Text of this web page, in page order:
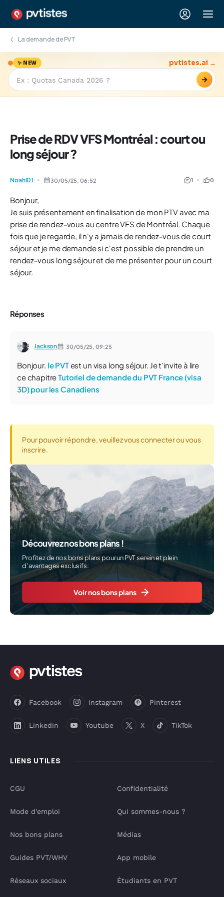
La demande de PVT
✨ NEW
→
pvtistes.ai →
Prise de RDV VFS Montréal : court ou
long séjour ?
Noahl01 30/05/25,06:52 1 0
Bonjour,
Je suis présentement en finalisation de mon PTV avec ma
prise de rendez-vous au centre VFS de Montréal. Chaque
fois que je regarde, il n'y a jamais de rendez-vous de court
séjour et je me demande si c'est possible de prendre un
rendez-vous long séjour et de me présenter pour un court
séjour.​
Réponses
Jackson 30/05/25,09:25
Bonjour. le PVTest un visa long séjour. Je t'invite à lire
ce chapitreTutoriel de demande du PVT France (visa
3D) pour les Canadiens
Pour pouvoir répondre, veuillez vous connecter ou vous
inscrire.
Découvrez nos bons plans !
Profitez de nos bons plans pour un PVT serein et plein
d’avantages exclusifs.
Voir nos bons plans
LIENS UTILES
Facebook Instagram Pinterest
Linkedin Youtube X TikTok
CGU
Mode d'emploi
Nos bons plans
Guides PVT/WHV
Réseaux sociaux
Confidentialité
Qui sommes-nous ?
Médias
App mobile
Étudiants en PVT